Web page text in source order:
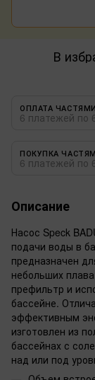
В
ОПЛАТА
6 платежей по
ПОКУПКА
6 платежей по
Описание
Насос Speck
подачи воды в
предназначен
небольших
префильтр и
бассейне.
эффективным
изготовлен из
бассейнах с
над или под